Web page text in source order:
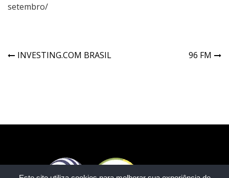
setembro/
INVESTING.COM BRASIL 96 FM